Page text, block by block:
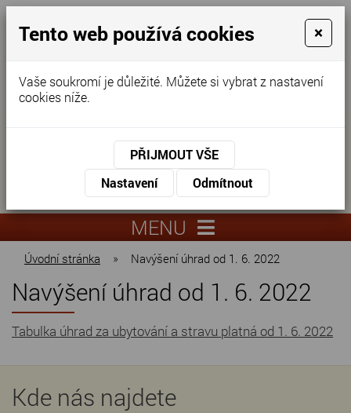
prohlídka
KONTAKTUJTE NÁS
KONTAKTUJTE NÁS
551
lysa.cz
MENU
Úvodní stránka » Navýšení úhrad od 1. 6. 2022
Navýšení úhrad od 1. 6. 2022
Tabulka úhrad za ubytování a stravu platná od 1. 6. 2022
Kde nás najdete
Tento web používá cookies ×
Vaše soukromí je důležité. Můžete si vybrat z nastavení
cookies níže.
PŘIJMOUT VŠE
Nastavení
Odmítnout